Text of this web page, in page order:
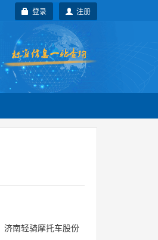
注册
登录
济南轻骑摩托车股份